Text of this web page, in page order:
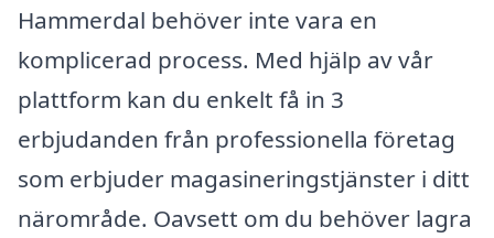
Hammerdal behöver inte vara en
komplicerad process. Med hjälp av vår
plattform kan du enkelt få in 3
erbjudanden från professionella företag
som erbjuder magasineringstjänster i ditt
närområde. Oavsett om du behöver lagra